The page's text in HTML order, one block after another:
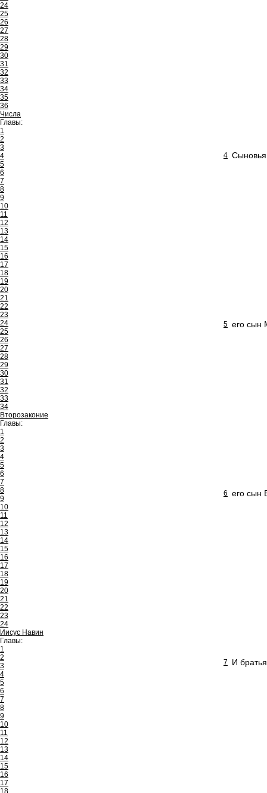
24
25
26
27
28
29
30
31
32
33
34
35
36
Числа
Главы:
1
2
3
4
5
6
7
8
9
10
11
12
13
14
15
16
17
18
19
20
21
22
23
24
25
26
27
28
29
30
31
32
33
34
Второзаконие
Главы:
1
2
3
4
5
6
7
8
9
10
11
12
13
14
15
16
17
18
19
20
21
22
23
24
Иисус Навин
Главы:
1
2
3
4
5
6
7
8
9
10
11
12
13
14
15
16
17
18
4
5 его сын
6 его сын
7 И